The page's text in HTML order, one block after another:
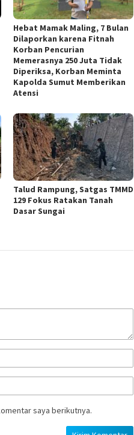
Hebat Mamak Maling, 7 Bulan
Dilaporkan karena Fitnah
Korban Pencurian
Memerasnya 250 Juta Tidak
Diperiksa, Korban Meminta
Kapolda Sumut Memberikan
Atensi
Talud Rampung, Satgas TMMD
129 Fokus Ratakan Tanah
Dasar Sungai
saya berikutnya.